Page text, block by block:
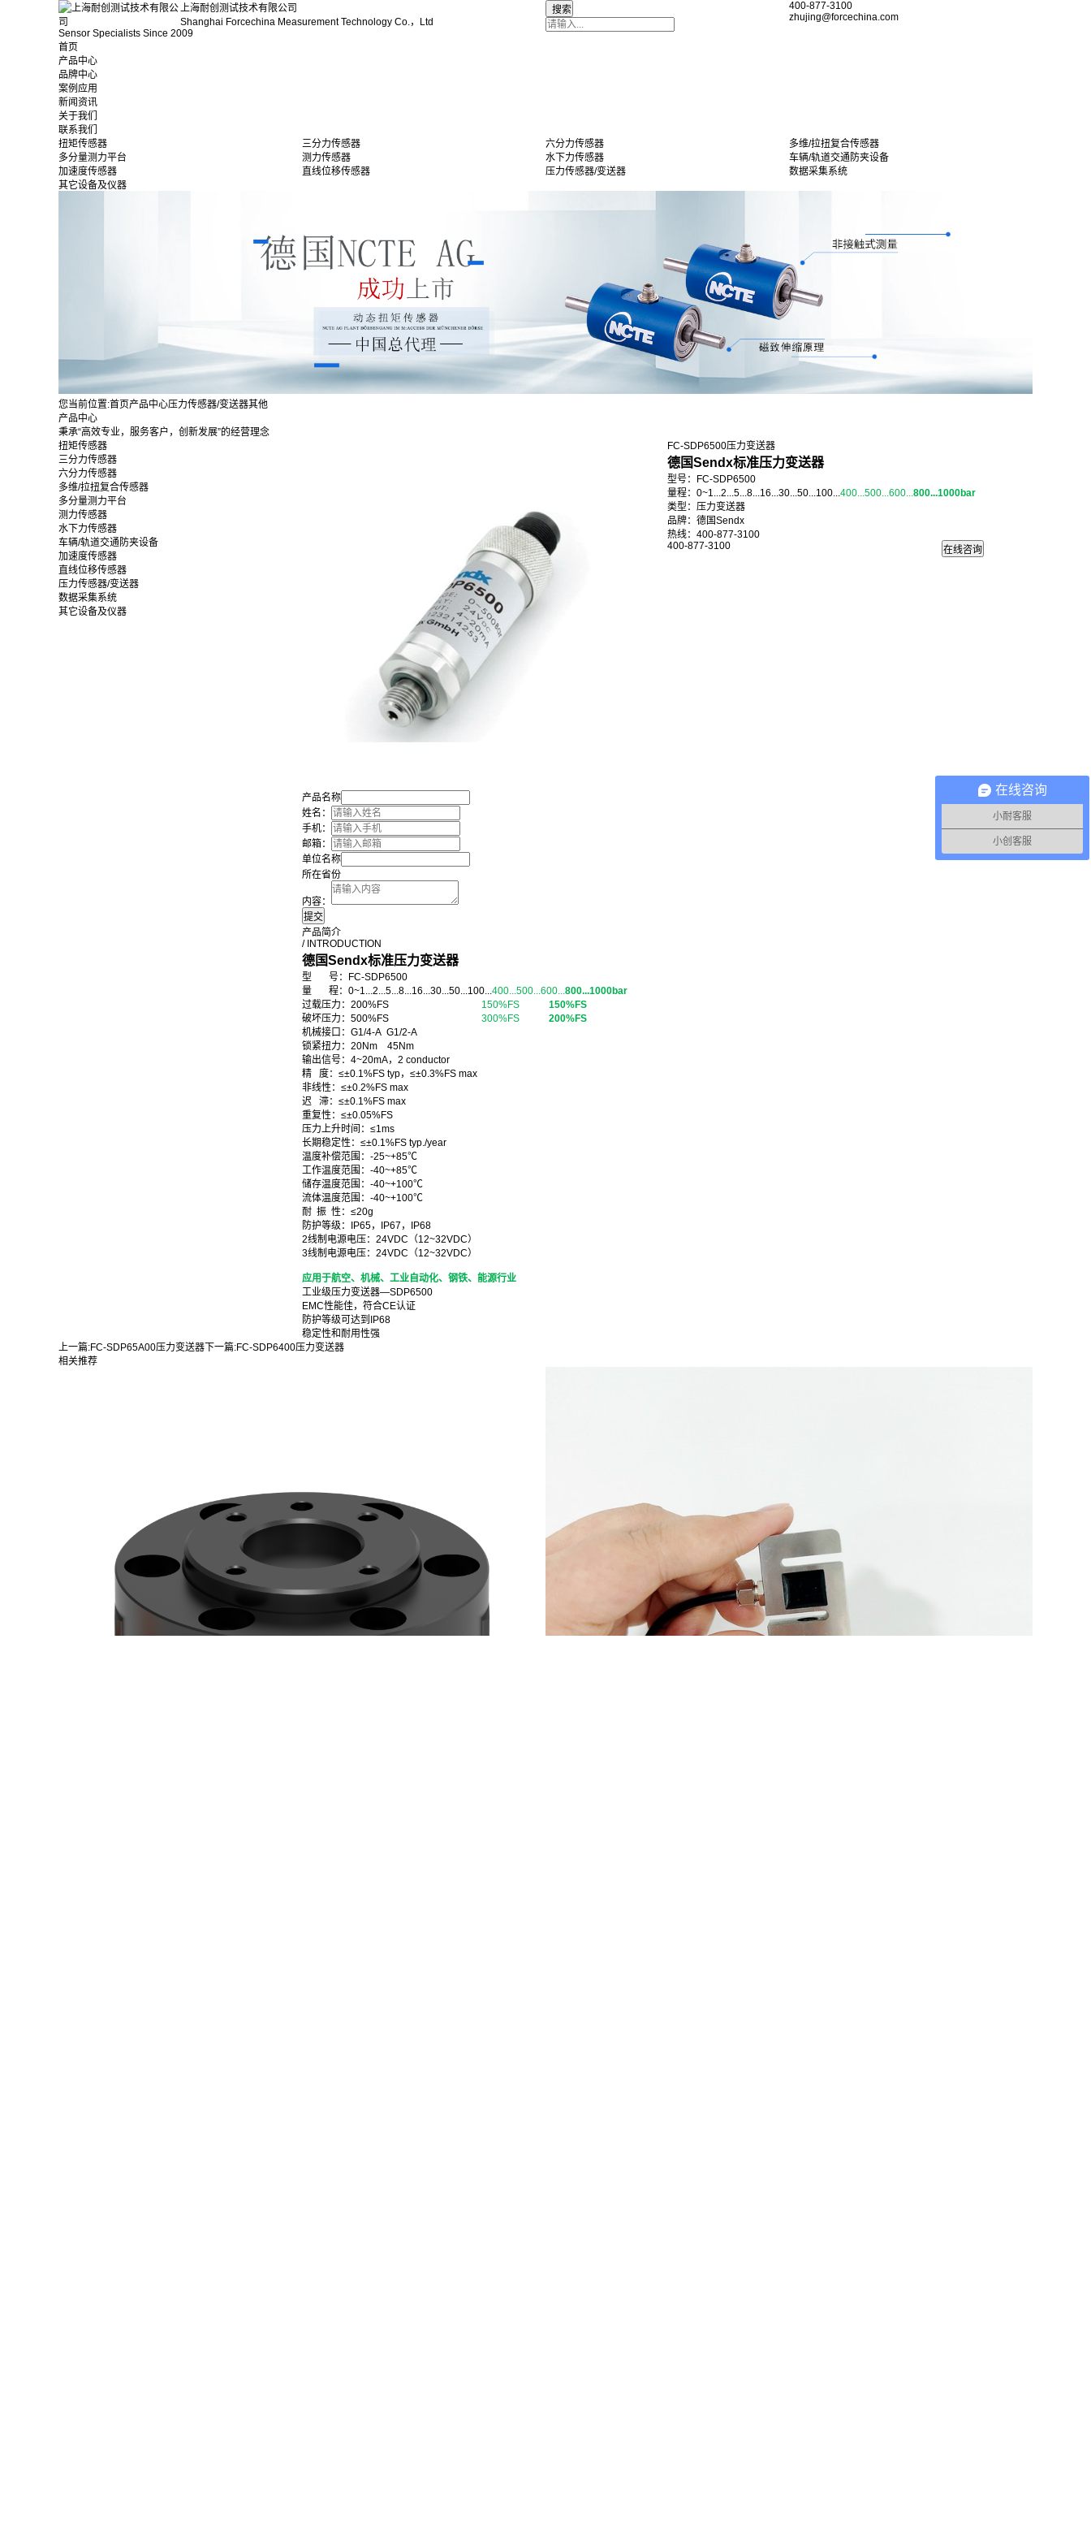
上海耐创测试技术有限公司
Shanghai Forcechina Measurement Technology Co.，Ltd
Sensor Specialists Since 2009
400-877-3100
zhujing@forcechina.com
首页
产品中心
品牌中心
案例应用
新闻资讯
关于我们
联系我们
扭矩传感器
三分力传感器 六分力传感器
多维/拉扭复合传感器
多分量测力平台
测力传感器 水下力传感器
车辆/轨道交通防夹设备
加速度传感器
直线位移传感器 压力传感器/变送器
数据采集系统
其它设备及仪器
您当前位置:首页产品中心压力传感器/变送器其他
产品中心
秉承“高效专业，服务客户，创新发展”的经营理念
扭矩传感器
三分力传感器
六分力传感器
多维/拉扭复合传感器
多分量测力平台
测力传感器
水下力传感器
车辆/轨道交通防夹设备
加速度传感器
直线位移传感器
压力传感器/变送器
数据采集系统
其它设备及仪器
FC-SDP6500压力变送器
德国Sendx标准压力变送器
型号：FC-SDP6500
量程：0~1...2...5...8...16...30...50...100...400...500...600...800...1000bar
类型：压力变送器
品牌：德国Sendx
热线：400-877-3100
400-877-3100
产品名称
姓名：
手机：
邮箱：
单位名称
所在省份
内容：
产品简介
/ INTRODUCTION
德国Sendx标准压力变送器
型 号：FC-SDP6500
量 程：0~1...2...5...8...16...30...50...100...400...500...600...800...1000bar
过载压力：200%FS 150%FS 150%FS
破坏压力：500%FS 300%FS 200%FS
机械接口：G1/4-A G1/2-A
锁紧扭力：20Nm 45Nm
输出信号：4~20mA，2 conductor
精 度：≤±0.1%FS typ，≤±0.3%FS max
非线性：≤±0.2%FS max
迟 滞：≤±0.1%FS max
重复性：≤±0.05%FS
压力上升时间：≤1ms
长期稳定性：≤±0.1%FS typ./year
温度补偿范围：-25~+85℃
工作温度范围：-40~+85℃
储存温度范围：-40~+100℃
流体温度范围：-40~+100℃
耐 振 性：≤20g
防护等级：IP65，IP67，IP68
2线制电源电压：24VDC（12~32VDC）
3线制电源电压：24VDC（12~32VDC）
应用于航空、机械、工业自动化、钢铁、能源行业
工业级压力变送器—SDP6500
EMC性能佳，符合CE认证
防护等级可达到IP68
稳定性和耐用性强
上一篇:FC-SDP65A00压力变送器 下一篇:FC-SDP6400压力变送器
相关推荐
在线咨询
小耐客服
小创客服